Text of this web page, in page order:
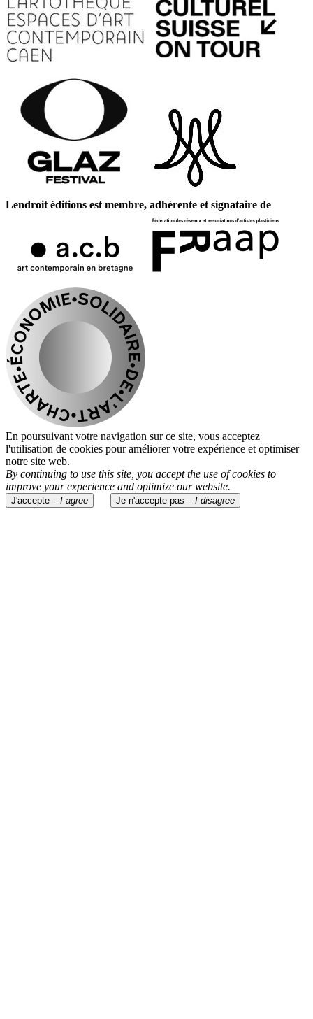
Lendroit éditions est membre, adhérente et signataire de
En poursuivant votre navigation sur ce site, vous acceptez
l'utilisation de cookies pour améliorer votre expérience et optimiser
notre site web.
By continuing to use this site, you accept the use of cookies to
improve your experience and optimize our website.
J'accepte – I agree Je n'accepte pas – I disagree